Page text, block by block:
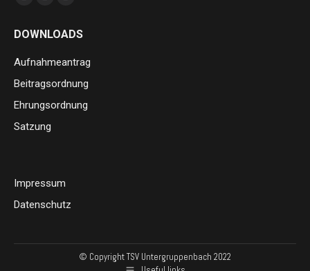
opens
in
opens
in
page
opens
window
DOWNLOADS
Aufnahmeantrag
Beitragsordnung
Ehrungsordnung
Satzung
Impressum
Datenschutz
© Copyright TSV Untergruppenbach 2022